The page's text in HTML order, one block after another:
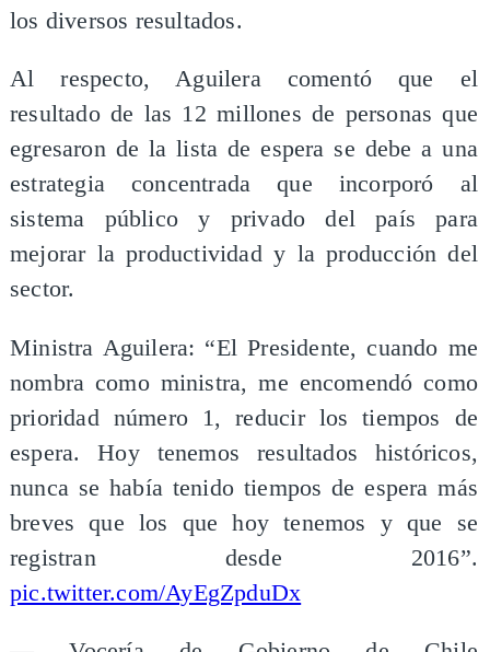
los diversos resultados.
Al respecto, Aguilera comentó que el
resultado de las 12 millones de personas que
egresaron de la lista de espera se debe a una
estrategia concentrada que incorporó al
sistema público y privado del país para
mejorar la productividad y la producción del
sector.
Ministra Aguilera: “El Presidente, cuando me
nombra como ministra, me encomendó como
prioridad número 1, reducir los tiempos de
espera. Hoy tenemos resultados históricos,
nunca se había tenido tiempos de espera más
breves que los que hoy tenemos y que se
registran desde 2016”.
pic.twitter.com/AyEgZpduDx